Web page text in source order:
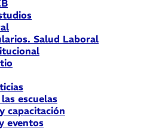
Salud Laboral
escuelas
capacitación
eventos